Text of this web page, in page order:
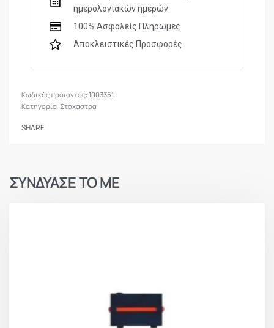
ημερολογιακών ημερών
100% Ασφαλείς Πληρωμες
Αποκλειστικές Προσφορές
1003351
Κατηγορία:Στόχαστρα
SHARE
ΣΥΝΔΥΑΣΕ ΤΟ ΜΕ